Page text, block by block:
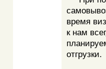
время
к нам
отгрузки.